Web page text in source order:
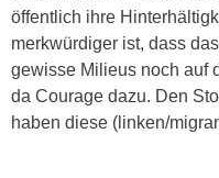
öffentlich ihre
merkwürdiger ist, dass
gewisse Milieus noch auf
da Courage dazu. Den
haben diese (linken/